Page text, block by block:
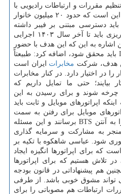
مقررات و ارتباطات رادیویی با
تکیه بر این که معنای این هدف این است که حدود ۲۰ میلیون خانوار
باید دسترسی مبتنی بر فیبر داشته
باشند، تصریح کرد: این برنامه ریزی باید تا آخر سال ۱۴۰۳ اجرایی
اشاره به این که این هدف با حضور
بازیگران و اپراتورهای حوزه ICT باید محقق شود، اضافه کرد: طبیعتاً
هدف، شرکت مخابرات ایران است
در اختیار دارد. در کنار مخابرات
بیایند؛ حتی ما تمایل داریم که
چرخه شوند و برای رسیدن به این
اپراتورهای موبایل و ثابت باید
موبایل برای رفتن به سمت
فناوری ۵G نیاز دارند که فیبر را به آنتن BTS برسانند و این مسئله
به مشارکت و سرمایه گذاری
شود. عباسی شاهکوه با تکیه بر
که برای اپراتورها انگیزه ایجاد
در تلاش هستیم که برای اپراتورها
هم پیشنهاداتی در قانون بودجه
مشوق خوبی باشد. از طرفی
ارتباطات هم مصوباتی را برای